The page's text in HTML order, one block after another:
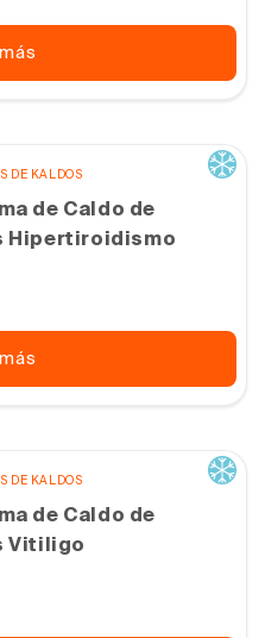
DE KALDOS
de Caldo de
Hipertiroidismo
DE KALDOS
de Caldo de
Vitiligo